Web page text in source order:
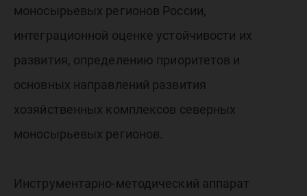
моносырьевых регионов России,
интеграционной оценке устойчивости их
развития, определению приоритетов и
основных направлений развития
хозяйственных комплексов северных
моносырьевых регионов.
Инструментарно-методический аппарат